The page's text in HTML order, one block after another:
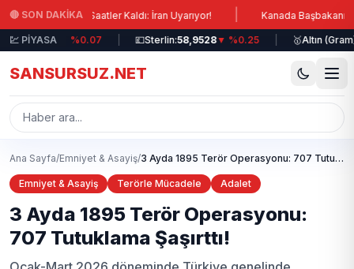
Ana içeriğe atla
🔴 SON DAKİKA
Saatler Kaldı: İran Uyarıyor! | Kanada Başbakanı Carney:
💹 PİYASA
51,1771▼ %0.07 | Sterlin:58,9528▼ %0.25 | Altın (Gram):
SANSURSUZ.NET
Ana Sayfa/Emniyet & Asayiş/ 3 Ayda 1895 Terör Operasyonu: 707 Tutuklama Şaşırttı!
Emniyet & Asayiş Terörle Mücadele Adalet
3 Ayda 1895 Terör Operasyonu:
707 Tutuklama Şaşırttı!